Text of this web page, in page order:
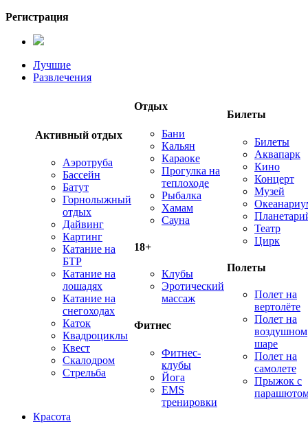
Регистрация
Лучшие
Развлечения
Активный отдых
Аэротруба
Бассейн
Батут
Горнолыжный
отдых
Дайвинг
Картинг
Катание на
БТР
Катание на
лошадях
Катание на
снегоходах
Каток
Квадроциклы
Квест
Скалодром
Стрельба
Отдых
Бани
Кальян
Караоке
Прогулка на
теплоходе
Рыбалка
Хамам
Сауна
18+
Клубы
Эротический
массаж
Фитнес
Фитнес-
клубы
Йога
EMS
тренировки
Билеты
Билеты
Аквапарк
Кино
Концерт
Музей
Театр
Цирк
Полеты
Полет на
вертолёте
Полет на
воздушном
шаре
Полет на
самолете
Прыжок с
Красота